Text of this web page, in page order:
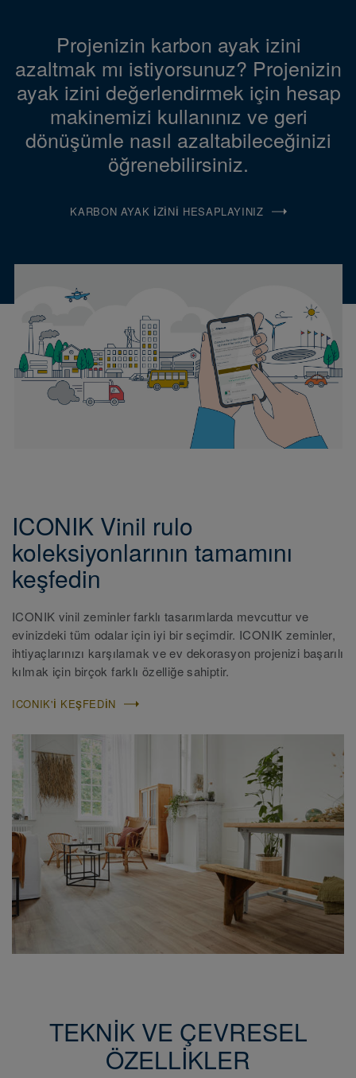
Projenizin karbon ayak izini
azaltmak mı istiyorsunuz? Projenizin
ayak izini değerlendirmek için hesap
makinemizi kullanınız ve geri
dönüşümle nasıl azaltabileceğinizi
öğrenebilirsiniz.
KARBON AYAK İZINI HESAPLAYINIZ
ICONIK Vinil rulo
koleksiyonlarının tamamını
keşfedin
ICONIK vinil zeminler farklı tasarımlarda mevcuttur ve
evinizdeki tüm odalar için iyi bir seçimdir. ICONIK zeminler,
ihtiyaçlarınızı karşılamak ve ev dekorasyon projenizi başarılı
kılmak için birçok farklı özelliğe sahiptir.
ICONIK'I KEŞFEDIN
TEKNİK VE ÇEVRESEL
ÖZELLİKLER